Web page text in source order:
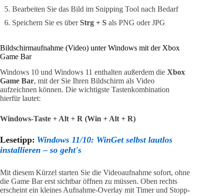
Bearbeiten Sie das Bild im Snipping Tool nach Bedarf
Speichern Sie es überStrg + S als PNG oder JPG
Bildschirmaufnahme (Video) unter Windows mit der Xbox
Game Bar
Windows 10 und Windows 11 enthalten außerdem die Xbox
Game Bar, mit der Sie Ihren Bildschirm als Video
aufzeichnen können. Die wichtigste Tastenkombination
hierfür lautet:
Windows-Taste + Alt + R (Win + Alt + R)
Lesetipp: Windows 11/10: WinGet selbst lautlos
installieren – so geht's
Mit diesem Kürzel starten Sie die Videoaufnahme sofort, ohne
die Game Bar erst sichtbar öffnen zu müssen. Oben rechts
erscheint ein kleines Aufnahme-Overlay mit Timer und Stopp-